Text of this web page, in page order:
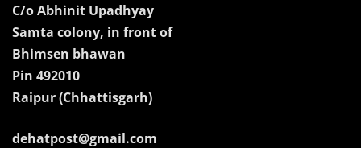
C/o Abhinit Upadhyay
Samta colony, in front of
Bhimsen bhawan
Pin 492010
Raipur (Chhattisgarh)
dehatpost@gmail.com